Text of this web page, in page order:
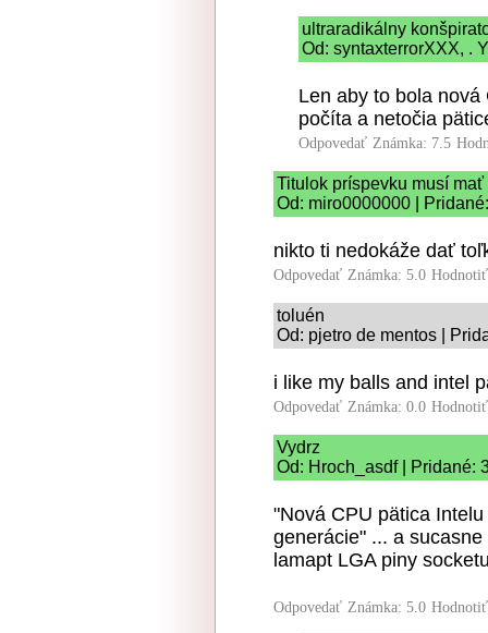
ultraradikálny
Od: syntaxterrorXXX, .
Len aby to bola
počíta a netočia
Odpovedať Známka: 7.5
Titulok príspevku musí
Od: miro0000000 |
nikto ti nedokáže dať
Odpovedať Známka: 5.0
toluén
Od: pjetro de mentos |
i like my balls and intel
Odpovedať Známka: 0.0
Vydrz
Od: Hroch_asdf | Pridané:
"Nová CPU pätica
generácie" ... a
lamapt LGA piny
Odpovedať Známka: 5.0